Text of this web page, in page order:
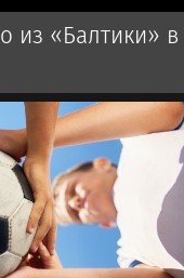
из «Балтики» в